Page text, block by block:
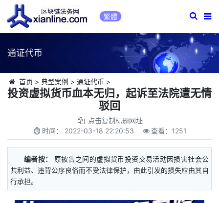
繁體
通证代币
首页 > 典型案例 > 通证代币 >
投资虚拟货币血本无归，起诉至法院遭无情
驳回
点击复制标题网址
时间： 2022-03-18 22:20:53 查看： 1251
编者按：
原被告之间的虚拟货币投资交易活动因损害社会公
共利益、违背公序良俗而不受法律保护，由此引发的损失应由其自
行承担。